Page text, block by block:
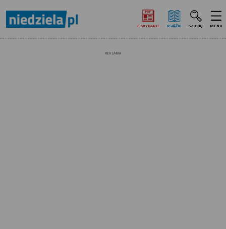
E‑WYDANIE KSIĄŻKI SZUKAJ MENU
REKLAMA